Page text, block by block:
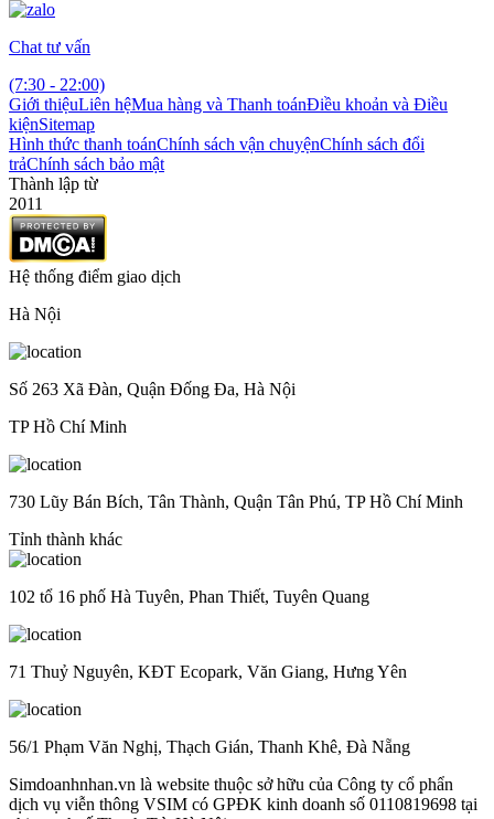
Chat tư vấn
(7:30 - 22:00)
Giới thiệuLiên hệMua hàng và Thanh toánĐiều khoản và Điều
kiệnSitemap
Hình thức thanh toánChính sách vận chuyệnChính sách đổi
trảChính sách bảo mật
Thành lập từ
2011
Hệ thống điểm giao dịch
Hà Nội
Số 263 Xã Đàn, Quận Đống Đa, Hà Nội
TP Hồ Chí Minh
730 Lũy Bán Bích, Tân Thành, Quận Tân Phú, TP Hồ Chí Minh
Tỉnh thành khác
102 tổ 16 phố Hà Tuyên, Phan Thiết, Tuyên Quang
71 Thuỷ Nguyên, KĐT Ecopark, Văn Giang, Hưng Yên
56/1 Phạm Văn Nghị, Thạch Gián, Thanh Khê, Đà Nẵng
Simdoanhnhan.vn là website thuộc sở hữu của Công ty cổ phẩn
dịch vụ viễn thông VSIM có GPĐK kinh doanh số 0110819698 tại